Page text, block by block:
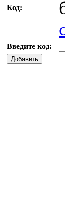
Код:
Введите код:
Добавить